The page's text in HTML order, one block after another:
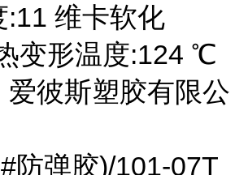
:11 维卡软化
变形温度:124 ℃
彼斯塑胶有限公
防弹胶)/101-07T